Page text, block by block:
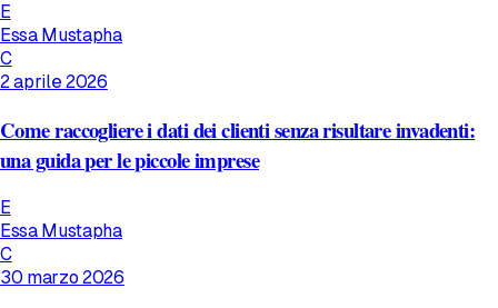
piccole imprese stanno passando a questo sistema.
E
Essa Mustapha
C
2 aprile 2026
Come raccogliere i dati dei clienti senza risultare invadenti:
una guida per le piccole imprese
E
Essa Mustapha
C
30 marzo 2026